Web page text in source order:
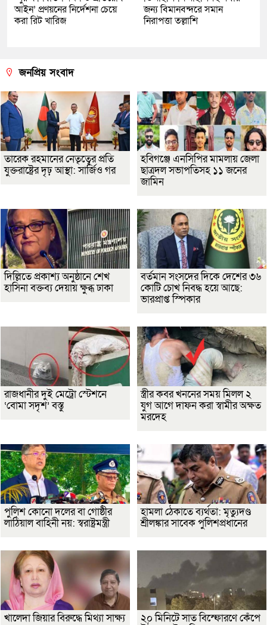
আইন’ প্রণয়নের নির্দেশনা চেয়ে
করা রিট খারিজ
জন্য বিমানবন্দরে সমান
নিরাপত্তা তল্লাশি
জনপ্রিয় সংবাদ
তারেক রহমানের নেতৃত্বের প্রতি
যুক্তরাষ্ট্রের দৃঢ় আস্থা: সার্জিও গর
হবিগঞ্জে এনসিপির মামলায় জেলা
ছাত্রদল সভাপতিসহ ১১ জনের
জামিন
দিল্লিতে প্রকাশ্য অনুষ্ঠানে শেখ
হাসিনা বক্তব্য দেয়ায় ক্ষুব্ধ ঢাকা
বর্তমান সংসদের দিকে দেশের ৩৬
কোটি চোখ নিবদ্ধ হয়ে আছে:
ভারপ্রাপ্ত স্পিকার
রাজধানীর দুই মেট্রো স্টেশনে
‘বোমা সদৃশ’ বস্তু
স্ত্রীর কবর খননের সময় মিলল ২
যুগ আগে দাফন করা স্বামীর অক্ষত
মরদেহ
পুলিশ কোনো দলের বা গোষ্ঠীর
লাঠিয়াল বাহিনী নয়: স্বরাষ্ট্রমন্ত্রী
হামলা ঠেকাতে ব্যর্থতা: মৃত্যুদণ্ড
শ্রীলঙ্কার সাবেক পুলিশপ্রধানের
খালেদা জিয়ার বিরুদ্ধে মিথ্যা সাক্ষ্য
২০ মিনিটে সাত বিস্ফোরণে কেঁপে